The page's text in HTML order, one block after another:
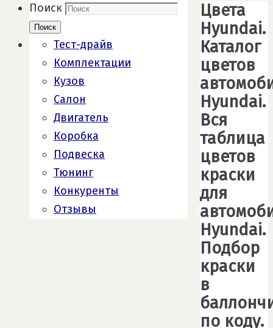
Цвета
Hyundai.
Каталог
цветов
Hyundai.
Вся
таблица
цветов
краски
для
Hyundai.
Подбор
краски
в
по коду.
Поиск
Поиск
Тест-драйв
Комплектации
Кузов
Салон
Двигатель
Коробка
Подвеска
Тюнинг
Конкуренты
Отзывы